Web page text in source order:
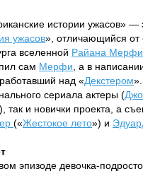
истории ужасов»
ужасов», отличающийся от
вселенной Райана Мерфи
сам Мерфи , а в
, работавший над «Декстером
сериала актеры (
), так и новички проекта, а
(«Жестокое лето») и
эпизоде девочка-